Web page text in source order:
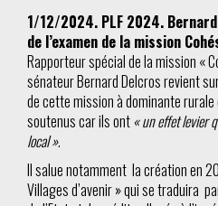
1/12/2024. PLF 2024.
de l’examen de la mission
Rapporteur spécial de la mission «
sénateur Bernard Delcros revient
de cette mission à dominante rurale
soutenus car ils ont « un effet levier
local ».
Il salue notamment la création en
Villages d’avenir » qui se traduira